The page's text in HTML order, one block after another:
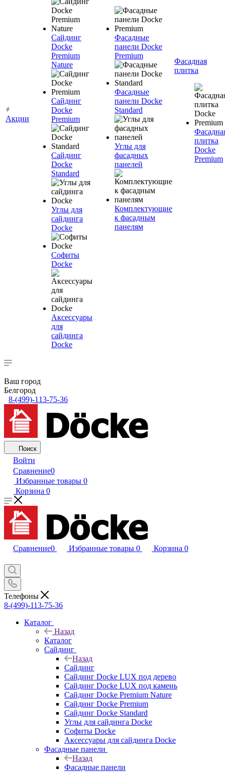
Акции
Сайдинг
Docke
Premium
Nature
Сайдинг
Docke
Premium
Сайдинг
Docke
Standard
Углы для
сайдинга
Docke
Софиты
Docke
Аксессуары
для
сайдинга
Docke
Фасадные
панели Docke
Premium
Фасадные
панели Docke
Standard
Углы для
фасадных
панелей
Комплектующие
к фасадным
панелям
Фасадная
плитка
плитка
Docke
Premium
Ваш город
Белгород
8-(499)-113-75-36
Поиск
Войти
Сравнение0
Избранные товары 0
Корзина 0
Сравнение0 Избранные товары 0 Корзина 0
Телефоны
8-(499)-113-75-36
Каталог
Назад
Каталог
Сайдинг
Назад
Сайдинг
Сайдинг Docke LUX под дерево
Сайдинг Docke LUX под камень
Сайдинг Docke Premium Nature
Сайдинг Docke Premium
Сайдинг Docke Standard
Углы для сайдинга Docke
Софиты Docke
Аксессуары для сайдинга Docke
Фасадные панели
Назад
Фасадные панели